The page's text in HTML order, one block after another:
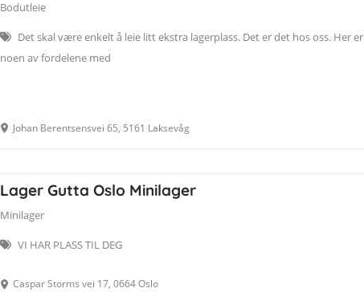
Bodutleie
Det skal være enkelt å leie litt ekstra lagerplass. Det er det hos oss. Her er
noen av fordelene med
Johan Berentsensvei 65, 5161 Laksevåg
Lager Gutta Oslo Minilager
Minilager
VI HAR PLASS TIL DEG
Caspar Storms vei 17, 0664 Oslo